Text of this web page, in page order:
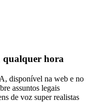
qualquer hora
disponível na web e no
assuntos legais
de voz super realistas